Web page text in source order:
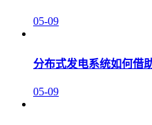
05-09
分布式发电系统如何借
05-09